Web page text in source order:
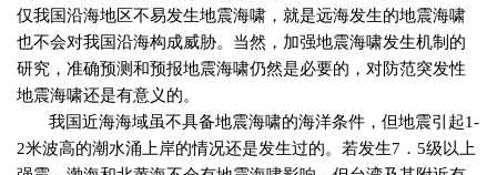
仅我国沿海地区不易发生地震海啸，就是远海发生的地震海啸
也不会对我国沿海构成威胁。当然，加强地震海啸发生机制的
研究，准确预测和预报地震海啸仍然是必要的，对防范突发性
地震海啸还是有意义的。
我国近海海域虽不具备地震海啸的海洋条件，但地震引起1-
2米波高的潮水涌上岸的情况还是发生过的。若发生7 ． 5级以上